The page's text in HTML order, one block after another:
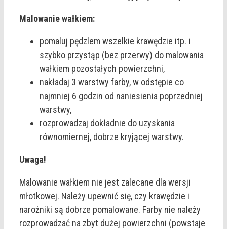
Malowanie wałkiem:
pomaluj pędzlem wszelkie krawędzie itp. i
szybko przystąp (bez przerwy) do malowania
wałkiem pozostałych powierzchni,
nakładaj 3 warstwy farby, w odstępie co
najmniej 6 godzin od naniesienia poprzedniej
warstwy,
rozprowadzaj dokładnie do uzyskania
równomiernej, dobrze kryjącej warstwy.
Uwaga!
Malowanie wałkiem nie jest zalecane dla wersji
młotkowej. Należy upewnić się, czy krawędzie i
narożniki są dobrze pomalowane. Farby nie należy
rozprowadzać na zbyt dużej powierzchni (powstaje